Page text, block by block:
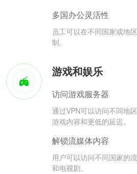
多国办公灵活性
员工可以在不同国家或地
制。
游戏和娱乐
访问游戏服务器
通过VPN可以访问不同地
游戏内容和更低的延迟。
解锁流媒体内容
用户可以访问不同国家的
和电视剧。